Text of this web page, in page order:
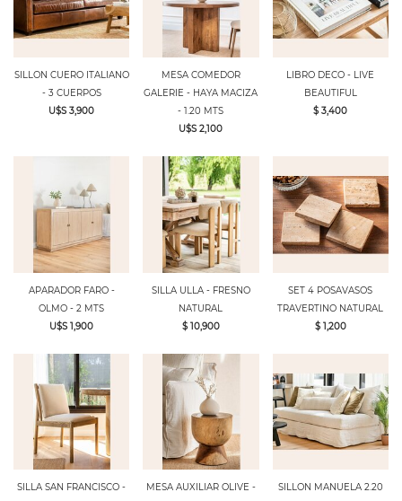
SILLON CUERO ITALIANO
- 3 CUERPOS
U$S 3,900
MESA COMEDOR
GALERIE - HAYA MACIZA
- 1.20 MTS
U$S 2,100
LIBRO DECO - LIVE
BEAUTIFUL
$ 3,400
APARADOR FARO -
OLMO - 2 MTS
U$S 1,900
SILLA ULLA - FRESNO
NATURAL
$ 10,900
SET 4 POSAVASOS
TRAVERTINO NATURAL
$ 1,200
SILLA SAN FRANCISCO -
MESA AUXILIAR OLIVE -
SILLON MANUELA 2.20